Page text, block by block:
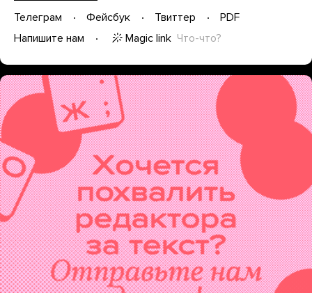
Телеграм Фейсбук Твиттер
PDF
Напишите нам
Magic link Что-что?